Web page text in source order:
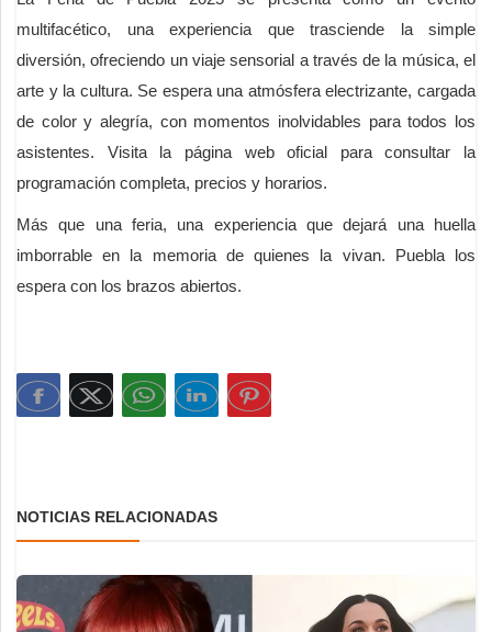
multifacético, una experiencia que trasciende la simple
diversión, ofreciendo un viaje sensorial a través de la música, el
arte y la cultura. Se espera una atmósfera electrizante, cargada
de color y alegría, con momentos inolvidables para todos los
asistentes. Visita la página web oficial para consultar la
programación completa, precios y horarios.
Más que una feria, una experiencia que dejará una huella
imborrable en la memoria de quienes la vivan. Puebla los
espera con los brazos abiertos.
NOTICIAS RELACIONADAS